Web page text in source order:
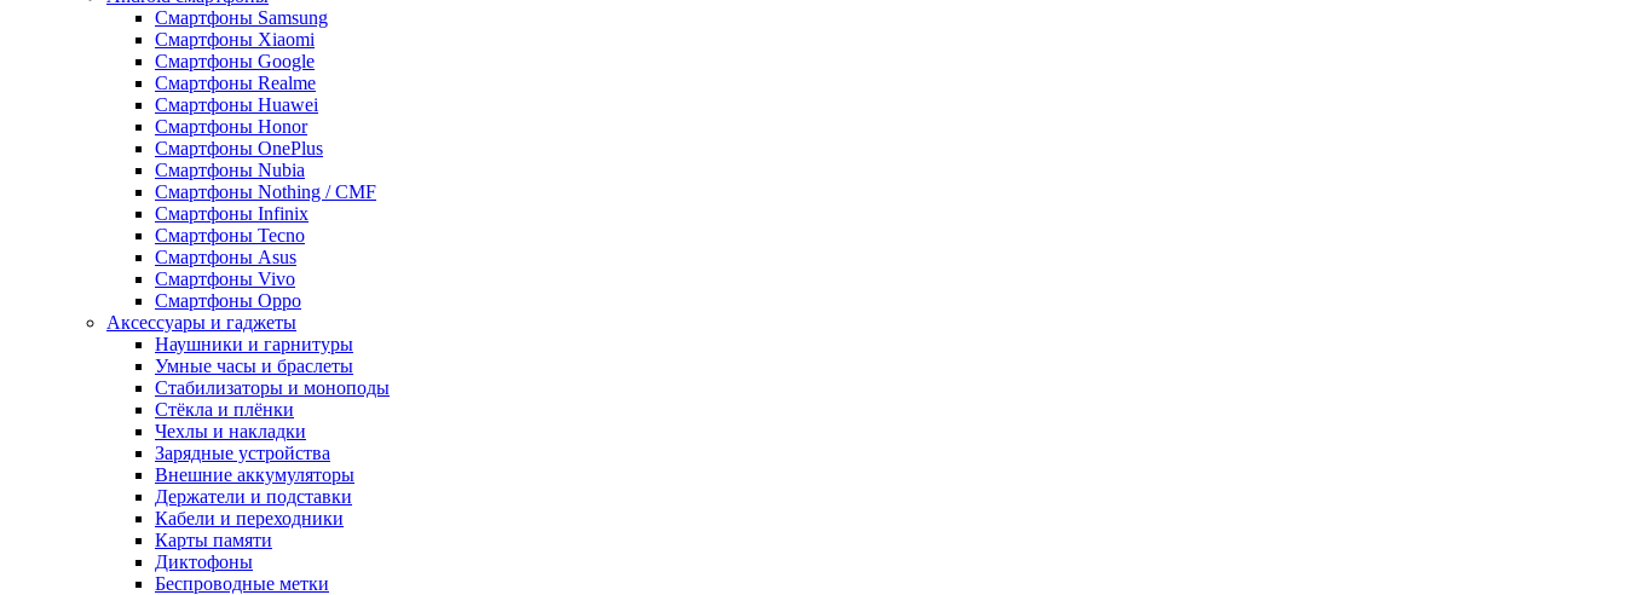
Смартфоны Samsung
Смартфоны Xiaomi
Смартфоны Google
Смартфоны Realme
Смартфоны Huawei
Смартфоны Honor
Смартфоны OnePlus
Смартфоны Nubia
Смартфоны Nothing / CMF
Смартфоны Infinix
Смартфоны Tecno
Смартфоны Asus
Смартфоны Vivo
Смартфоны Oppo
Аксессуары и гаджеты
Наушники и гарнитуры
Умные часы и браслеты
Стабилизаторы и моноподы
Стёкла и плёнки
Чехлы и накладки
Зарядные устройства
Внешние аккумуляторы
Держатели и подставки
Кабели и переходники
Карты памяти
Диктофоны
Беспроводные метки